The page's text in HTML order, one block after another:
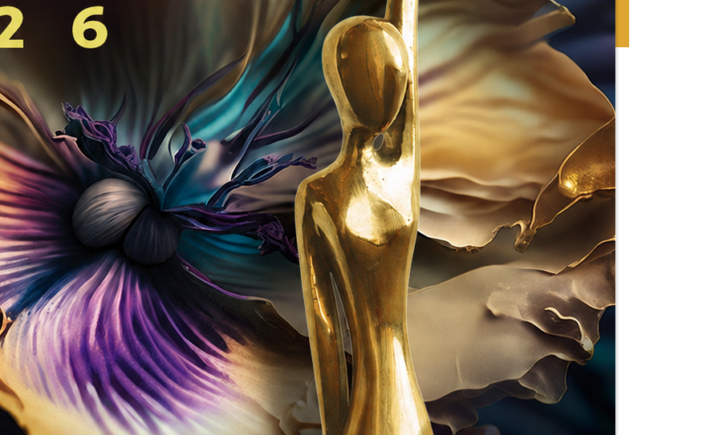
nacionalnom nivou i omogućava članicama Udruženja da kupuju proizvode i usluge
važeću člansku kartu Udruženja koja se svakoj članici dostavlja uz redovno izmirenje